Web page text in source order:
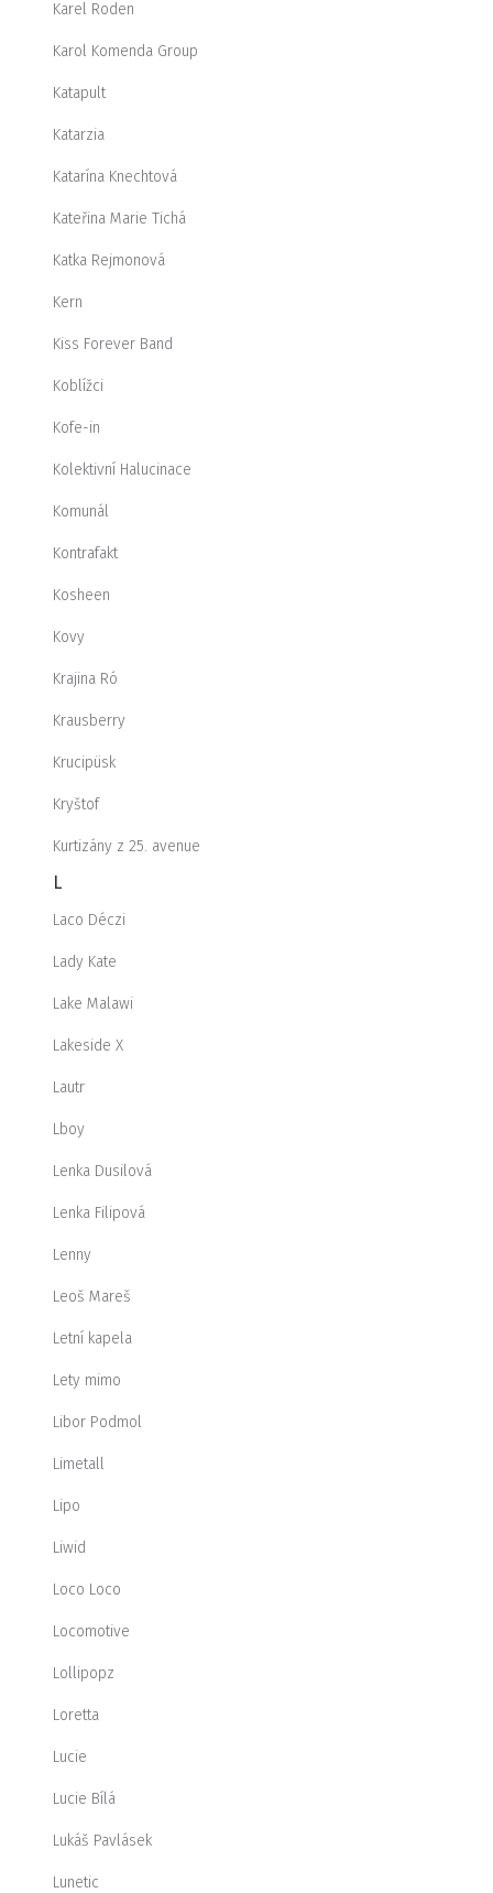
Karel Roden
Karol Komenda Group
Katapult
Katarzia
Katarína Knechtová
Kateřina Marie Tichá
Katka Rejmonová
Kern
Kiss Forever Band
Koblížci
Kofe-in
Kolektivní Halucinace
Komunál
Kontrafakt
Kosheen
Kovy
Krajina Ró
Krausberry
Krucipüsk
Kryštof
Kurtizány z 25. avenue
L
Laco Déczi
Lady Kate
Lake Malawi
Lakeside X
Lautr
Lboy
Lenka Dusilová
Lenka Filipová
Lenny
Leoš Mareš
Letní kapela
Lety mimo
Libor Podmol
Limetall
Lipo
Liwid
Loco Loco
Locomotive
Lollipopz
Loretta
Lucie
Lucie Bílá
Lukáš Pavlásek
Lunetic